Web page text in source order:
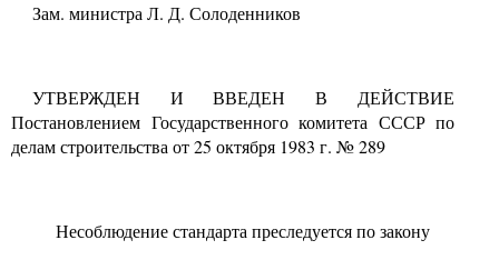
Зам. министра Л. Д. Солоденников
УТВЕРЖДЕН И ВВЕДЕН В ДЕЙСТВИЕ
Постановлением Государственного комитета СССР по
делам строительства от25 октября 1983 г. № 289
Несоблюдение стандарта преследуется по закону